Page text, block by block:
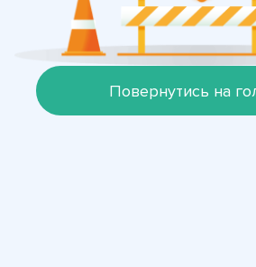
Повернутись на